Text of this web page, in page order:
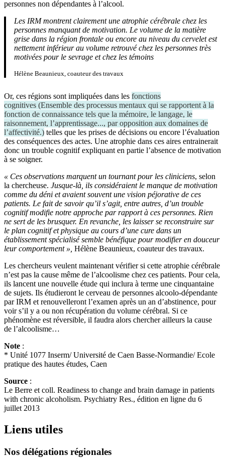
personnes non dépendantes à l’alcool.
Les IRM montrent clairement une atrophie cérébrale chez les
personnes manquant de motivation. Le volume de la matière
grise dans la région frontale ou encore au niveau du cervelet est
nettement inférieur au volume retrouvé chez les personnes très
motivées pour le sevrage et chez les témoins
Hélène Beaunieux, coauteur des travaux
Or, ces régions sont impliquées dans les fonctions
cognitives (Ensemble des processus mentaux qui se rapportent à la
fonction de connaissance tels que la mémoire, le langage, le
raisonnement, l’apprentissage..., par opposition aux domaines de
l’affectivité.) telles que les prises de décisions ou encore l’évaluation
des conséquences des actes. Une atrophie dans ces aires entrainerait
donc un trouble cognitif expliquant en partie l’absence de motivation
à se soigner.
« Ces observations marquent un tournant pour les cliniciens, selon
la chercheuse. Jusque-là, ils considéraient le manque de motivation
comme du déni et avaient souvent une vision péjorative de ces
patients. Le fait de savoir qu’il s’agit, entre autres, d’un trouble
cognitif modifie notre approche par rapport à ces personnes. Rien
ne sert de les brusquer. En revanche, les laisser se reconstruire sur
le plan cognitif et physique au cours d’une cure dans un
établissement spécialisé semble bénéfique pour modifier en douceur
leur comportement », Hélène Beaunieux, coauteur des travaux.
Les chercheurs veulent maintenant vérifier si cette atrophie cérébrale
n’est pas la cause même de l’alcoolisme chez ces patients. Pour cela,
ils lancent une nouvelle étude qui inclura à terme une cinquantaine
de sujets. Ils étudieront le cerveau de personnes alcoolo-dépendante
par IRM et renouvelleront l’examen après un an d’abstinence, pour
voir s’il y a ou non récupération du volume cérébral. Si ce
phénomène est réversible, il faudra alors chercher ailleurs la cause
de l’alcoolisme…
Note :
* Unité 1077 Inserm/ Université de Caen Basse-Normandie/ Ecole
pratique des hautes études, Caen
Source :
Le Berre et coll. Readiness to change and brain damage in patients
with chronic alcoholism. Psychiatry Res., édition en ligne du 6
juillet 2013
Liens utiles
Nos délégations régionales